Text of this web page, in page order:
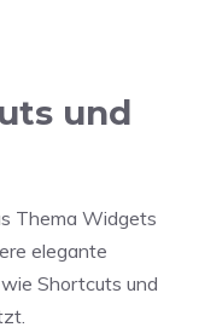
und
Thema Widgets
elegante
Shortcuts und